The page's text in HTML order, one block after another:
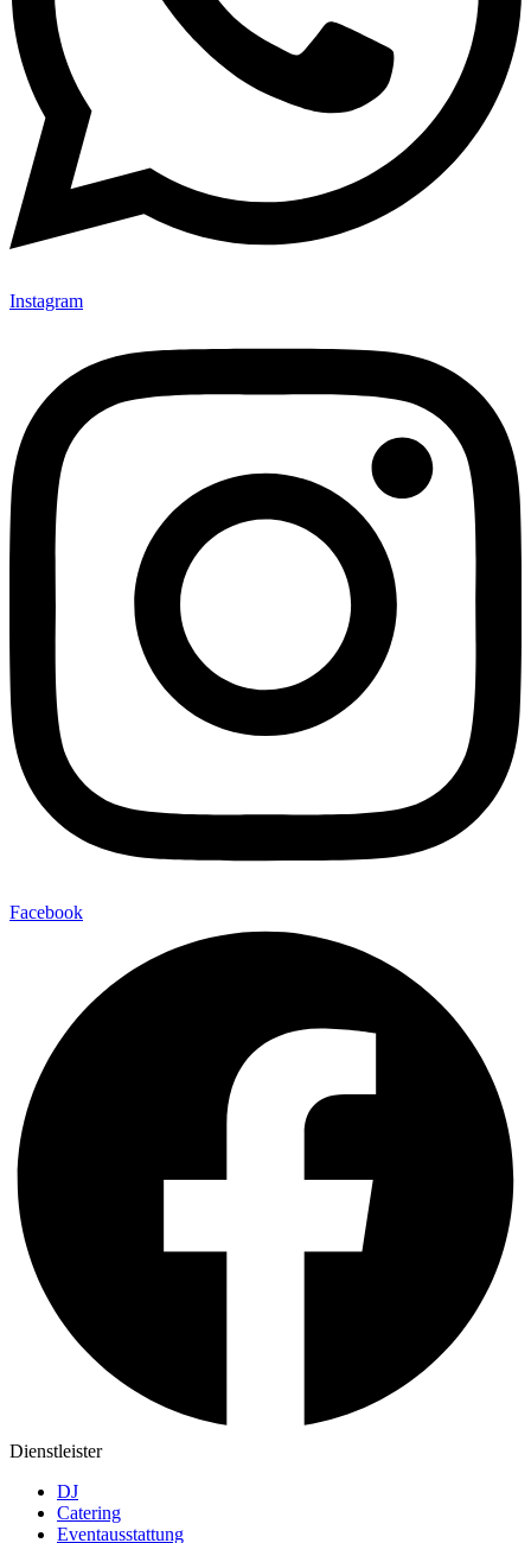
Instagram
Facebook
Dienstleister
DJ
Catering
Eventausstattung